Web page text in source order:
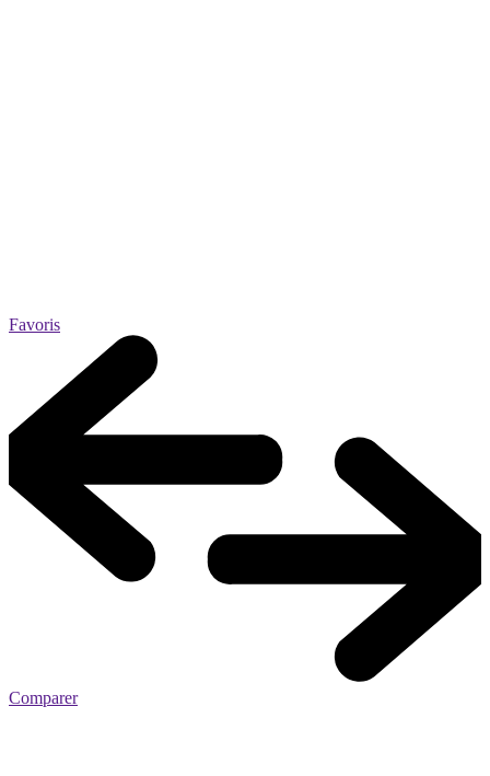
Favoris
Comparer